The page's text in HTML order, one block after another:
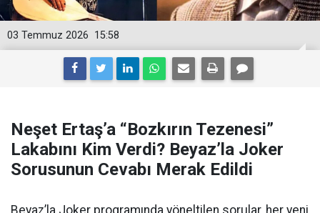
15:58
03 Temmuz 2026
Neşet Ertaş’a “Bozkırın Tezenesi”
Lakabını Kim Verdi? Beyaz’la Joker
Sorusunun Cevabı Merak Edildi
Beyaz’la Joker programında yöneltilen sorular, her yeni